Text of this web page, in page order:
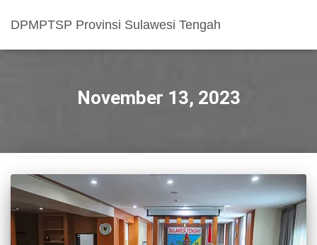
DPMPTSP Provinsi Sulawesi Tengah
November 13, 2023